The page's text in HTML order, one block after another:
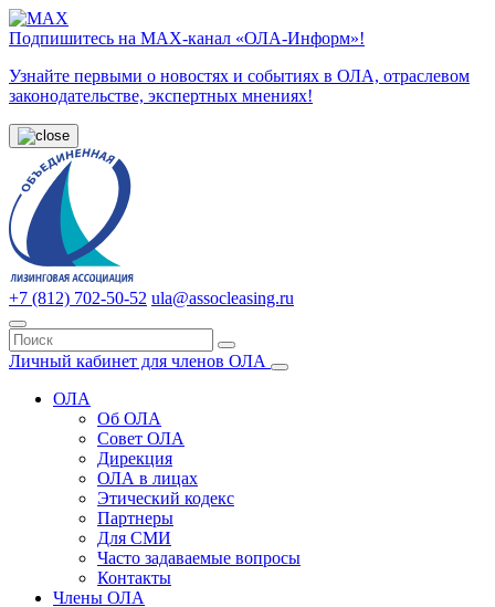
Подпишитесь на МАХ-канал «ОЛА-Информ»!
Узнайте первыми о новостях и событиях в ОЛА, отраслевом
законодательстве, экспертных мнениях!
+7 (812) 702-50-52 ula@assocleasing.ru
Личный кабинет для членов ОЛА
ОЛА
Об ОЛА
Совет ОЛА
Дирекция
ОЛА в лицах
Этический кодекс
Партнеры
Для СМИ
Часто задаваемые вопросы
Контакты
Члены ОЛА